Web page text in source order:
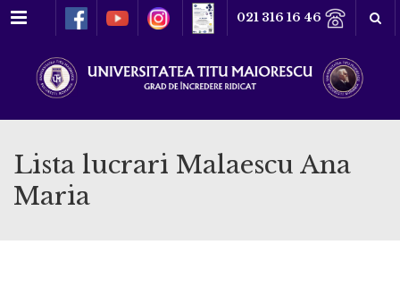
Meniu 021 316 16 46
Lista lucrari Malaescu Ana
Maria